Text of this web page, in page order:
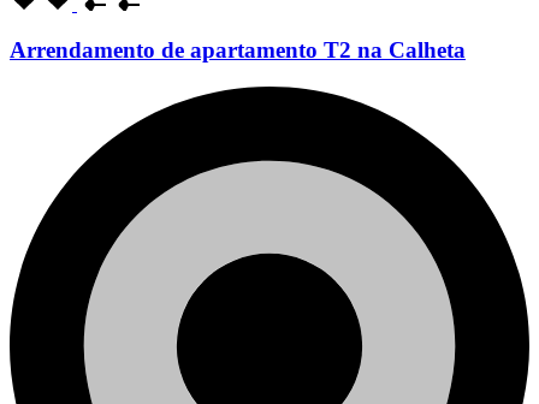
Arrendamento de apartamento T2 na Calheta